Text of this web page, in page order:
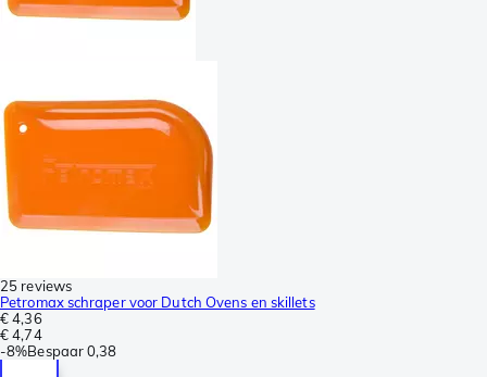
25 reviews
Petromax schraper voor Dutch Ovens en skillets
€ 4,36
€ 4,74
-8%Bespaar0,38